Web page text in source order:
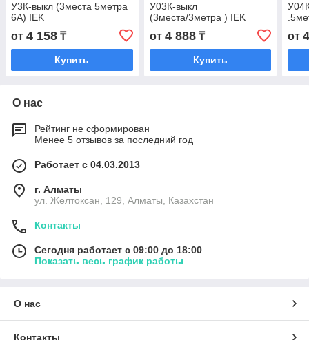
У3К-выкл (3места 5метра
6А) IEK
от 4 158 ₸
Купить
У03К-выкл
(3места/3метра ) IEK
от 4 888₸
Купить
от
О нас
Рейтинг не сформирован
Менее 5 отзывов за последний год
Работает с 04.03.2013
г. Алматы
ул. Желтоксан, 129, Алматы, Казахстан
Контакты
Сегодня работает с 09:00 до 18:00
Показать весь график работы
О нас
Контакты